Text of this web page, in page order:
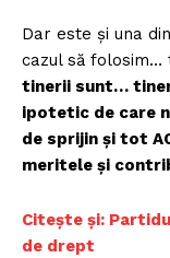
Dar este și una
cazul să folosim…
tinerii sunt…
ipotetic de care
de sprijin și tot
meritele și
Citește și:
de drept